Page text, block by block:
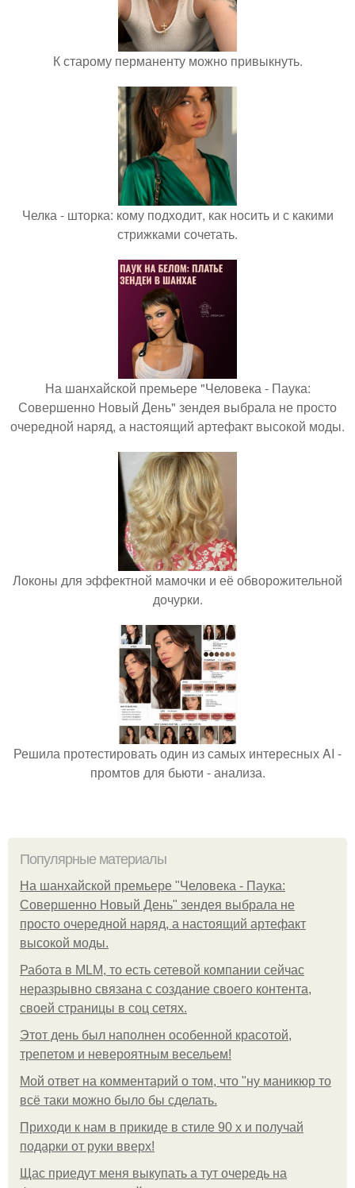
К старому перманенту можно привыкнуть.
Челка - шторка: кому подходит, как носить и с какими
стрижками сочетать.
На шанхайской премьере "Человека - Паука:
Совершенно Новый День" зендея выбрала не просто
очередной наряд, а настоящий артефакт высокой моды.
Локоны для эффектной мамочки и её обворожительной
дочурки.
Решила протестировать один из самых интересных AI -
промтов для бьюти - анализа.
Популярные материалы
На шанхайской премьере "Человека - Паука:
Совершенно Новый День" зендея выбрала не
просто очередной наряд, а настоящий артефакт
высокой моды.
Работа в MLM, то есть сетевой компании сейчас
неразрывно связана с создание своего контента,
своей страницы в соц сетях.
Этот день был наполнен особенной красотой,
трепетом и невероятным весельем!
Мой ответ на комментарий о том, что "ну маникюр то
всё таки можно было бы сделать.
Приходи к нам в прикиде в стиле 90 х и получай
подарки от руки вверх!
Щас приедут меня выкупать а тут очередь на